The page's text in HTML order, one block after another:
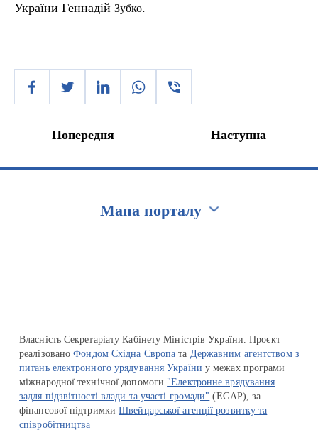
України Геннадій Зубко.
Попередня Наступна
Мапа порталу
Власність Секретаріату Кабінету Міністрів України. Проєкт
реалізованоФондом Східна Європа та Державним агентством з
питань електронного урядування України у межах програми
міжнародної технічної допомоги "Електронне врядування
задля підзвітності влади та участі громади" (EGAP), за
фінансової підтримкиШвейцарської агенції розвитку та
співробітництва